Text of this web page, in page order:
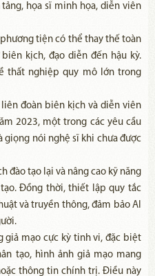
họa sĩ minh họa, diễn viên
tiện có thể thay thế toàn
kịch, đạo diễn đến hậu kỳ.
thất nghiệp quy mô lớn trong
đoàn biên kịch và diễn viên
2023, một trong các yêu cầu
giọng nói nghệ sĩ khi chưa được
đào tạo lại và nâng cao kỹ năng
Đồng thời, thiết lập quy tắc
và truyền thông, đảm bảo AI
giả mạo cực kỳ tinh vi, đặc biệt
tạo, hình ảnh giả mạo mang
thông tin chính trị. Điều này